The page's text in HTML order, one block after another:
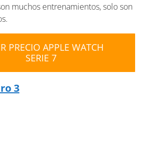
muchos entrenamientos, solo son
PRECIO APPLE WATCH
SERIE 7
3